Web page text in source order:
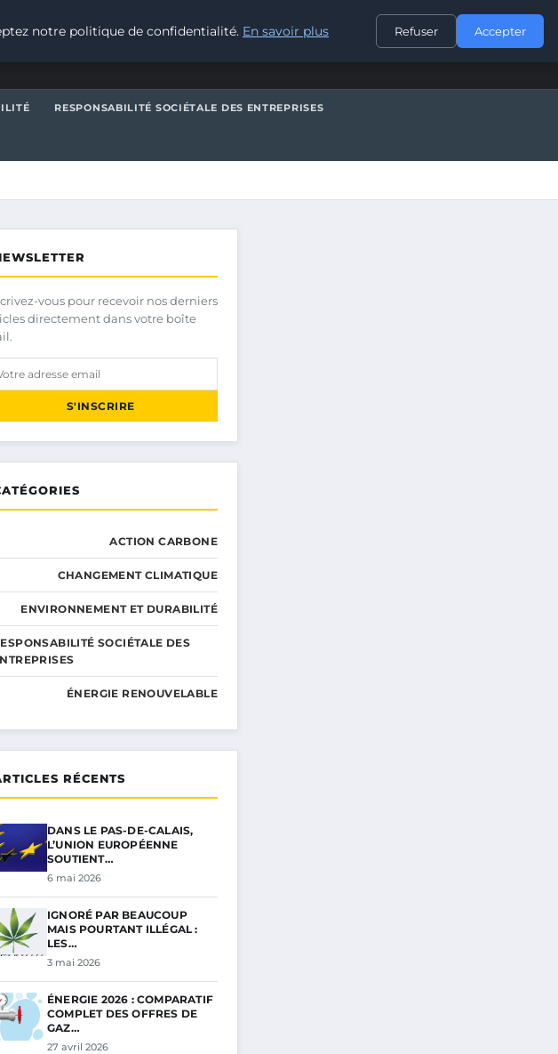
CONTACT
RESPONSABILITÉ SOCIÉTALE DES ENTREPRISES
vous pour recevoir nos derniers
directement dans votre boîte
S'INSCRIRE
ACTION CARBONE
CHANGEMENT CLIMATIQUE
ENVIRONNEMENT ET DURABILITÉ
SOCIÉTALE DES
ÉNERGIE RENOUVELABLE
RÉCENTS
DANS LE PAS-DE-CALAIS,
L’UNION EUROPÉENNE
SOUTIENT…
6 mai 2026
IGNORÉ PAR BEAUCOUP
MAIS POURTANT ILLÉGAL :
LES…
3 mai 2026
ÉNERGIE 2026 : COMPARATIF
COMPLET DES OFFRES DE
GAZ…
27 avril 2026
notre politique de confidentialité. En savoir plus Refuser Accepter